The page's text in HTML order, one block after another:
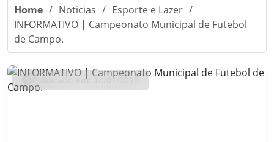
Home / Noticias / Esporte e Lazer /
INFORMATIVO | Campeonato Municipal de Futebol
de Campo.
Publicado em: 14/01/2020